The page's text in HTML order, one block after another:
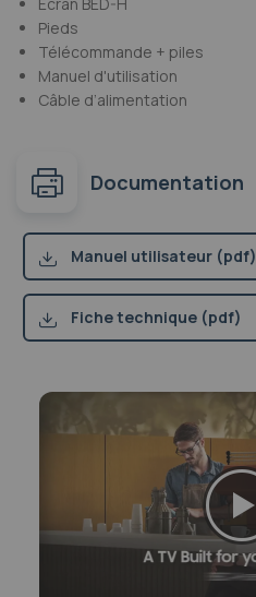
Ecran BED-H
Pieds
Télécommande + piles
Manuel d'utilisation
Câble d’alimentation
Documentation
Manuel utilisateur (pdf)
Fiche technique (pdf)